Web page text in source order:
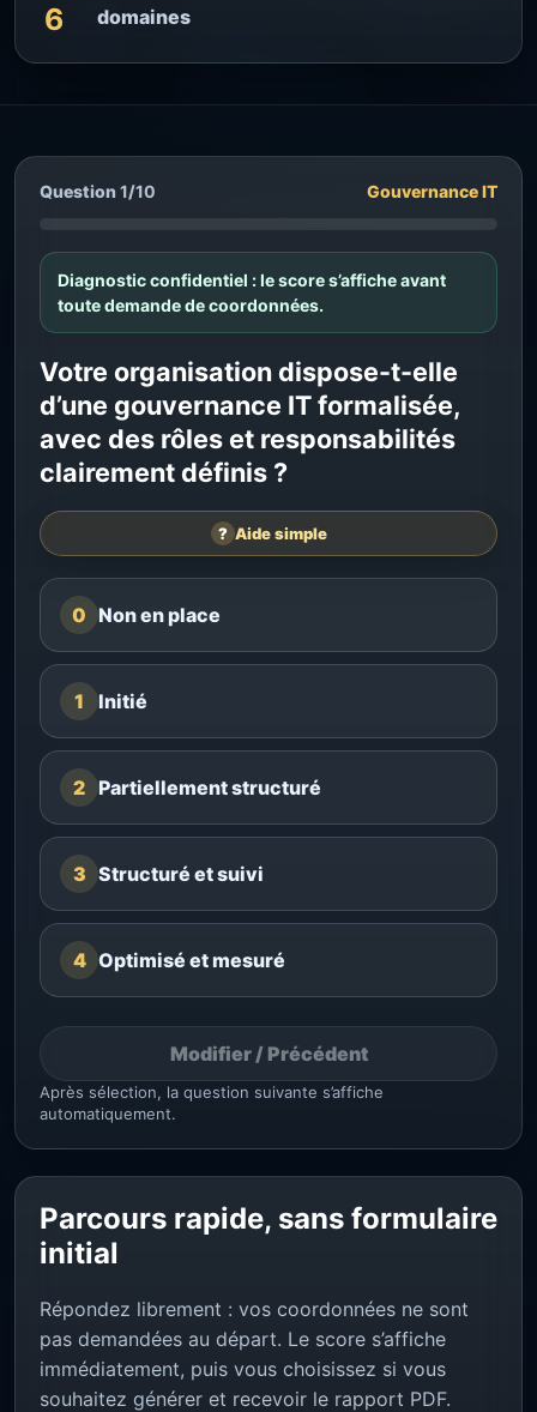
6 domaines
Question 1/10 Gouvernance IT
Diagnostic confidentiel : le score s’affiche avant
toute demande de coordonnées.
Votre organisation dispose-t-elle
d’une gouvernance IT formalisée,
avec des rôles et responsabilités
clairement définis ?
? Aide simple
0 Non en place
1 Initié
2 Partiellement structuré
3 Structuré et suivi
4 Optimisé et mesuré
Modifier / Précédent
Après sélection, la question suivante s’affiche
automatiquement.
Parcours rapide, sans formulaire
initial
Répondez librement : vos coordonnées ne sont
pas demandées au départ. Le score s’affiche
immédiatement, puis vous choisissez si vous
souhaitez générer et recevoir le rapport PDF.